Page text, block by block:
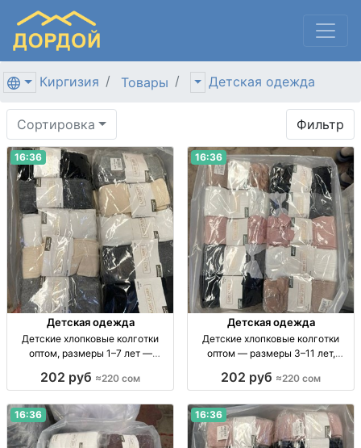
Киргизия Товары Детская одежда
Сортировка Фильтр
16:36
Детская одежда
Детские хлопковые колготки
оптом, размеры 1–7 лет —
колготки, р-ры 1–3, 3–5, 5–7 лет,
202 руб ≈220 сом
16:36
Детская одежда
Детские хлопковые колготки
оптом — размеры 3–11 лет,
колготки оптом, р-ры 3–11 лет,
202 руб ≈220 сом
16:36 16:36